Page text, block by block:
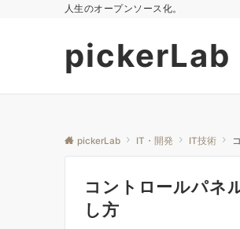
人生のオープンソース化。
pickerLab
pickerLab IT・開発 IT技術
コントロールパネ
し方